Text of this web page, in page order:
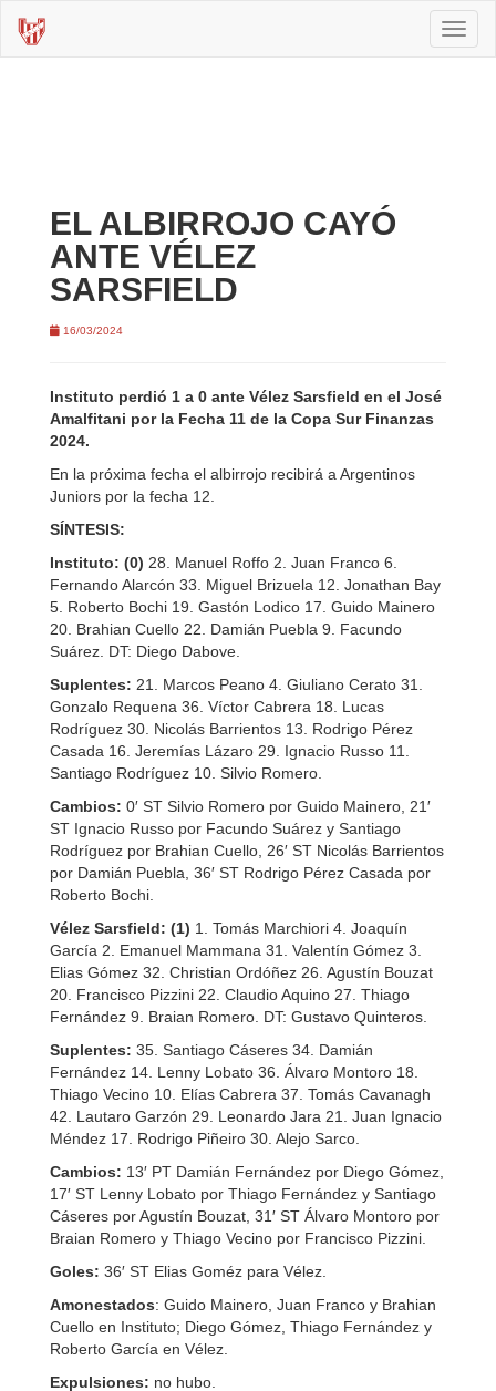
EL ALBIRROJO CAYÓ
ANTE VÉLEZ
SARSFIELD
16/03/2024
Instituto perdió 1 a 0 ante Vélez Sarsfield en el José
Amalfitani por la Fecha 11 de la Copa Sur Finanzas
2024.
En la próxima fecha el albirrojo recibirá a Argentinos
Juniors por la fecha 12.
SÍNTESIS:
Instituto: (0) 28. Manuel Roffo 2. Juan Franco 6.
Fernando Alarcón 33. Miguel Brizuela 12. Jonathan Bay
5. Roberto Bochi 19. Gastón Lodico 17. Guido Mainero
20. Brahian Cuello 22. Damián Puebla 9. Facundo
Suárez. DT: Diego Dabove.
Suplentes: 21. Marcos Peano 4. Giuliano Cerato 31.
Gonzalo Requena 36. Víctor Cabrera 18. Lucas
Rodríguez 30. Nicolás Barrientos 13. Rodrigo Pérez
Casada 16. Jeremías Lázaro 29. Ignacio Russo 11.
Santiago Rodríguez 10. Silvio Romero.
Cambios: 0′ ST Silvio Romero por Guido Mainero, 21′
ST Ignacio Russo por Facundo Suárez y Santiago
Rodríguez por Brahian Cuello, 26′ ST Nicolás Barrientos
por Damián Puebla, 36′ ST Rodrigo Pérez Casada por
Roberto Bochi.
Vélez Sarsfield: (1) 1. Tomás Marchiori 4. Joaquín
García 2. Emanuel Mammana 31. Valentín Gómez 3.
Elias Gómez 32. Christian Ordóñez 26. Agustín Bouzat
20. Francisco Pizzini 22. Claudio Aquino 27. Thiago
Fernández 9. Braian Romero. DT: Gustavo Quinteros.
Suplentes: 35. Santiago Cáseres 34. Damián
Fernández 14. Lenny Lobato 36. Álvaro Montoro 18.
Thiago Vecino 10. Elías Cabrera 37. Tomás Cavanagh
42. Lautaro Garzón 29. Leonardo Jara 21. Juan Ignacio
Méndez 17. Rodrigo Piñeiro 30. Alejo Sarco.
Cambios: 13′ PT Damián Fernández por Diego Gómez,
17′ ST Lenny Lobato por Thiago Fernández y Santiago
Cáseres por Agustín Bouzat, 31′ ST Álvaro Montoro por
Braian Romero y Thiago Vecino por Francisco Pizzini.
Goles: 36′ ST Elias Goméz para Vélez.
Amonestados: Guido Mainero, Juan Franco y Brahian
Cuello en Instituto; Diego Gómez, Thiago Fernández y
Roberto García en Vélez.
Expulsiones: no hubo.